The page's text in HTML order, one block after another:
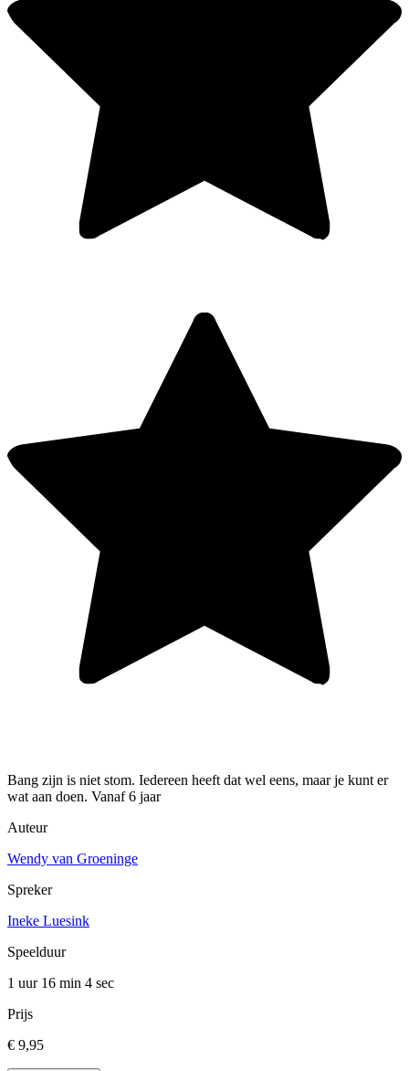
Bang zijn is niet stom. Iedereen heeft dat wel eens, maar je kunt er
wat aan doen. Vanaf 6 jaar
Auteur
Wendy van Groeninge
Spreker
Ineke Luesink
Speelduur
1 uur 16 min 4 sec
Prijs
€ 9,95